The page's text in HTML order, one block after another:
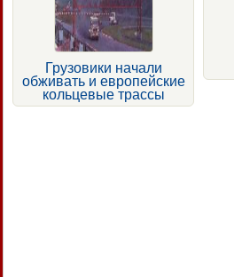
Грузовики начали
обживать и европейские
кольцевые трассы